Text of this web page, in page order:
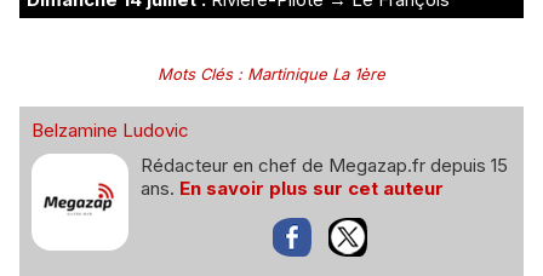
Mots Clés: Martinique La 1ère
Belzamine Ludovic
Rédacteur en chef de Megazap.fr depuis 15
ans. En savoir plus sur cet auteur